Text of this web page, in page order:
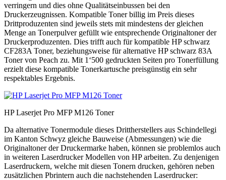
verringern und dies ohne Qualitätseinbussen bei den
Druckerzeugnissen. Kompatible Toner billig im Preis dieses
Drittproduzenten sind jeweils stets mit mindestens der gleichen
Menge an Tonerpulver gefüllt wie entsprechende Originaltoner der
Druckerproduzenten. Dies trifft auch für kompatible HP schwarz
CF283A Toner, beziehungsweise für alternative HP schwarz 83A
Toner von Peach zu. Mit 1‘500 gedruckten Seiten pro Tonerfüllung
erzielt diese kompatible Tonerkartusche preisgünstig ein sehr
respektables Ergebnis.
HP Laserjet Pro MFP M126 Toner
Da alternative Tonermodule dieses Drittherstellers aus Schindellegi
im Kanton Schwyz gleiche Bauweise (Abmessungen) wie die
Originaltoner der Druckermarke haben, können sie problemlos auch
in weiteren Laserdrucker Modellen von HP arbeiten. Zu denjenigen
Laserdruckern, welche mit diesen Tonern drucken, gehören neben
zusätzlichen Pbrintern auch die nachstehenden Laserdrucker: